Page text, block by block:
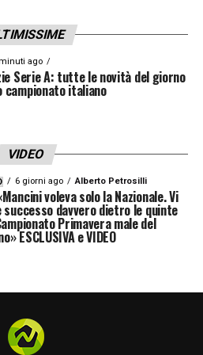
Colpo di testa
blocca.
Dentro
IL TIRO! Conclusione
ma Musso si fa
portiere salva tutto.
Fuori Ederson,
ago
Serie A: tutte le novità del giorno
campionato italiano
VIDEO
6 giorni ago Alberto Petrosilli
voleva solo la Nazionale. Vi
successo davvero dietro le quinte
Primavera male del
ESCLUSIVA e VIDEO